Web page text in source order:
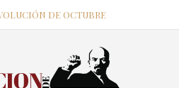
DE OCTUBRE